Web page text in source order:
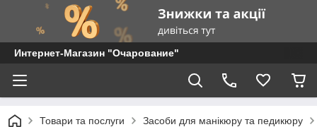
Интернет-Магазин "Очарование"
Товари та послуги Засоби для манікюру та педикюру